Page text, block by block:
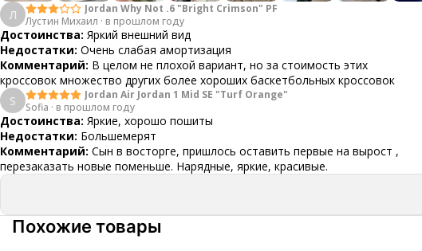
Л
Jordan Why Not .6 "Bright Crimson" PF
Лустин Михаил · в прошлом году
Достоинства: Яркий внешний вид
Недостатки: Очень слабая амортизация
Комментарий: В целом не плохой вариант, но за стоимость этих
кроссовок множество других более хороших баскетбольных кроссовок
S
Jordan Air Jordan 1 Mid SE "Turf Orange"
Sofia · в прошлом году
Достоинства: Яркие, хорошо пошиты
Недостатки: Большемерят
Комментарий: Сын в восторге, пришлось оставить первые на вырост ,
перезаказать новые поменьше. Нарядные, яркие, красивые.
Похожие товары